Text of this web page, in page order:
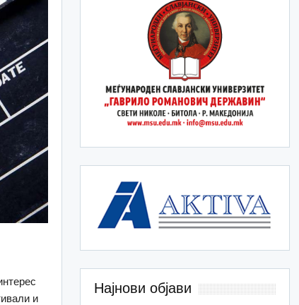
и
Најнови објави